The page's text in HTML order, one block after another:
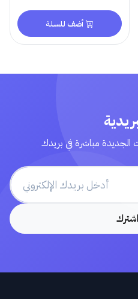
أضف للسلة
مباشرة في بريدك
اشترك